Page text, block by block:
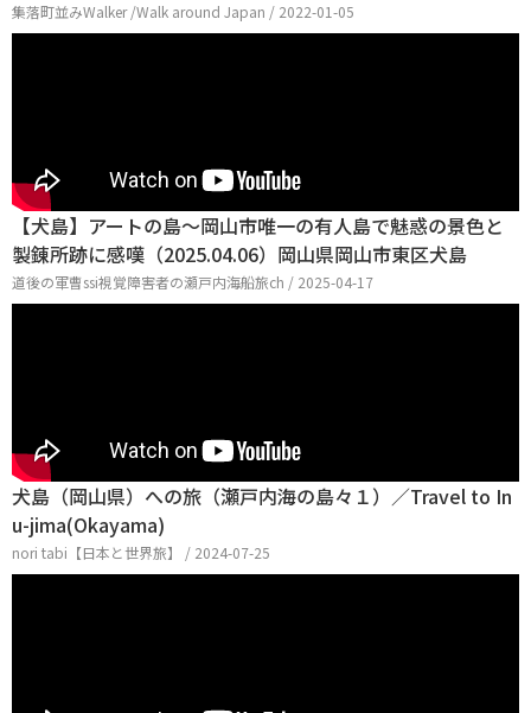
集落町並みWalker /Walk around Japan / 2022-01-05
【犬島】アートの島〜岡山市唯一の有人島で魅惑の景色と
製錬所跡に感嘆（2025.04.06）岡山県岡山市東区犬島
道後の軍曹ssi視覚障害者の瀬戸内海船旅ch / 2025-04-17
犬島（岡山県）への旅（瀬戸内海の島々１）／Travel to In
u-jima(Okayama)
nori tabi【日本と世界旅】 / 2024-07-25